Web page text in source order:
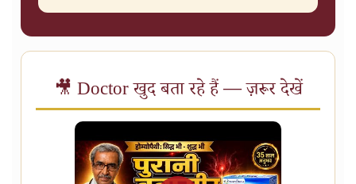
🎥 Doctor खुद बता रहे हैं — ज़रूर देखें